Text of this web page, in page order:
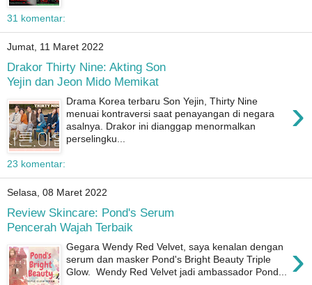
31 komentar:
Jumat, 11 Maret 2022
Drakor Thirty Nine: Akting Son
Yejin dan Jeon Mido Memikat
›
Drama Korea terbaru Son Yejin, Thirty Nine
menuai kontraversi saat penayangan di negara
asalnya. Drakor ini dianggap menormalkan
perselingku...
23 komentar:
Selasa, 08 Maret 2022
Review Skincare: Pond's Serum
Pencerah Wajah Terbaik
›
Gegara Wendy Red Velvet, saya kenalan dengan
serum dan masker Pond's Bright Beauty Triple
Glow. Wendy Red Velvet jadi ambassador Pond...